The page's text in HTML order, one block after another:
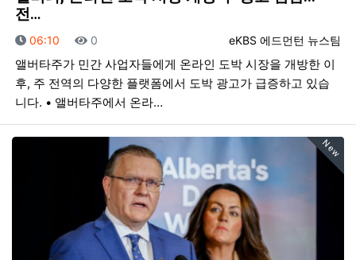
전…
등록자
eKBS 에드먼턴 뉴스팀
등록일
06:10 조회
0
앨버타주가 민간 사업자들에게 온라인 도박 시장을 개방한 이
후, 주 전역의 다양한 플랫폼에서 도박 광고가 급증하고 있습
니다. • 앨버타주에서 온라…
New